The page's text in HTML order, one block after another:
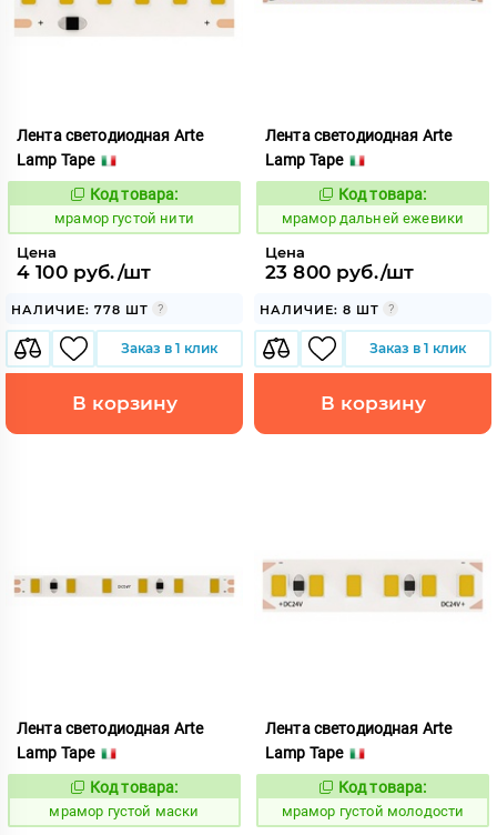
Лента светодиодная Arte
Lamp Tape
Код:
1065435
Код товара:
мрамор густой нити
Цена
4 100 руб./шт
НАЛИЧИЕ: 778 ШТ
Заказ в 1 клик
В корзину
Лента светодиодная Arte
Lamp Tape
Код:
1065524
Код товара:
мрамор дальней ежевики
Цена
23 800 руб./шт
НАЛИЧИЕ: 8 ШТ
Заказ в 1 клик
В корзину
Лента светодиодная Arte
Lamp Tape
Код:
1065422
Код товара:
мрамор густой маски
Лента светодиодная Arte
Lamp Tape
Код:
1065429
Код товара:
мрамор густой молодости